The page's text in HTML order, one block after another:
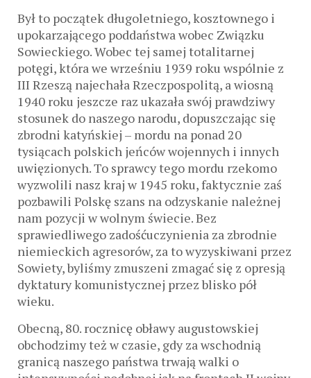
Był to początek długoletniego, kosztownego i
upokarzającego poddaństwa wobec Związku
Sowieckiego. Wobec tej samej totalitarnej
potęgi, która we wrześniu 1939 roku wspólnie z
III Rzeszą najechała Rzeczpospolitą, a wiosną
1940 roku jeszcze raz ukazała swój prawdziwy
stosunek do naszego narodu, dopuszczając się
zbrodni katyńskiej – mordu na ponad 20
tysiącach polskich jeńców wojennych i innych
uwięzionych. To sprawcy tego mordu rzekomo
wyzwolili nasz kraj w 1945 roku, faktycznie zaś
pozbawili Polskę szans na odzyskanie należnej
nam pozycji w wolnym świecie. Bez
sprawiedliwego zadośćuczynienia za zbrodnie
niemieckich agresorów, za to wyzyskiwani przez
Sowiety, byliśmy zmuszeni zmagać się z opresją
dyktatury komunistycznej przez blisko pół
wieku.
Obecną, 80. rocznicę obławy augustowskiej
obchodzimy też w czasie, gdy za wschodnią
granicą naszego państwa trwają walki o